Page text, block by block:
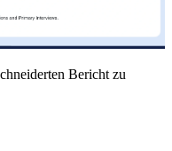
Bericht zu